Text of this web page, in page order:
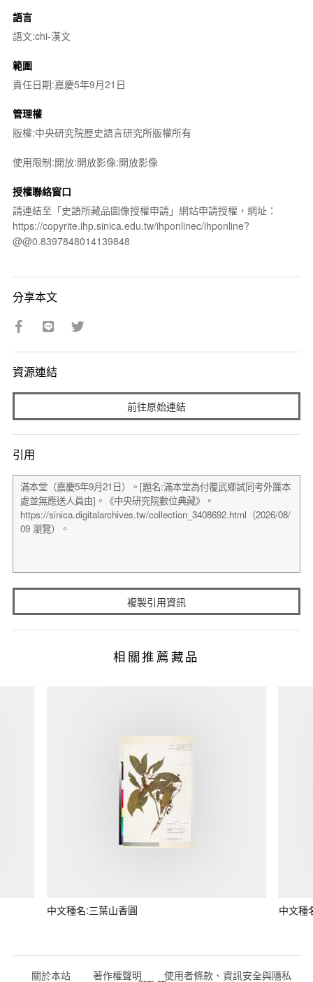
語言
語文:chi-漢文
範圍
責任日期:嘉慶5年9月21日
管理權
版權:中央研究院歷史語言研究所版權所有
使用限制:開放:開放影像:開放影像
授權聯絡窗口
請連結至「史語所藏品圖像授權申請」網站申請授權，網址：
https://copyrite.ihp.sinica.edu.tw/ihponlinec/ihponline?
@@0.8397848014139848
分享本文
資源連結
前往原始連結
引用
複製引用資訊
相關推薦藏品
中文種名:三葉山香圓 中文種
關於本站 著作權聲明 使用者條款、資訊安全與隱私